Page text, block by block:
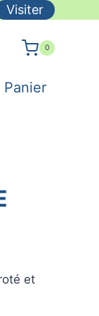
Visiter
0
Panier
et